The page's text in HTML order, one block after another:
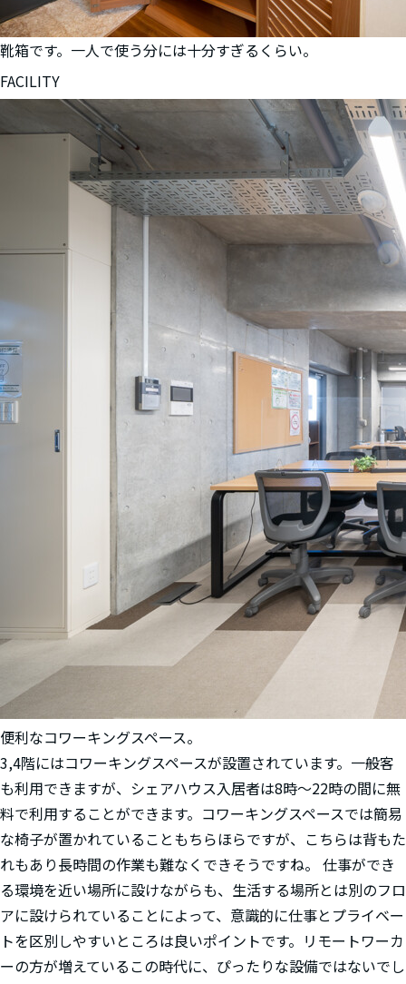
靴箱です。一人で使う分には十分すぎるくらい。
FACILITY
便利なコワーキングスペース。
3,4階にはコワーキングスペースが設置されています。一般客
も利用できますが、シェアハウス入居者は8時～22時の間に無
料で利用することができます。コワーキングスペースでは簡易
な椅子が置かれていることもちらほらですが、こちらは背もた
れもあり長時間の作業も難なくできそうですね。 仕事ができ
る環境を近い場所に設けながらも、生活する場所とは別のフロ
アに設けられていることによって、意識的に仕事とプライベー
トを区別しやすいところは良いポイントです。リモートワーカ
ーの方が増えているこの時代に、ぴったりな設備ではないでし